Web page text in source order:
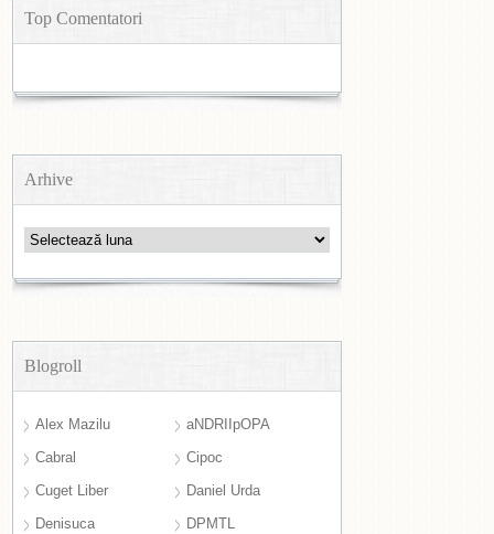
Top Comentatori
Arhive
Arhive
Blogroll
Alex Mazilu
aNDRIIpOPA
Cabral
Cipoc
Cuget Liber
Daniel Urda
Denisuca
DPMTL